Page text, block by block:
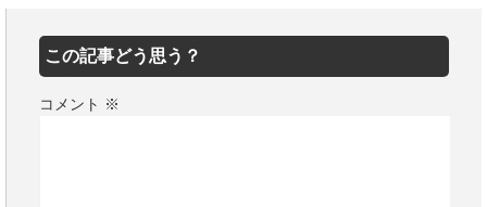
この記事どう思う？
コメント ※